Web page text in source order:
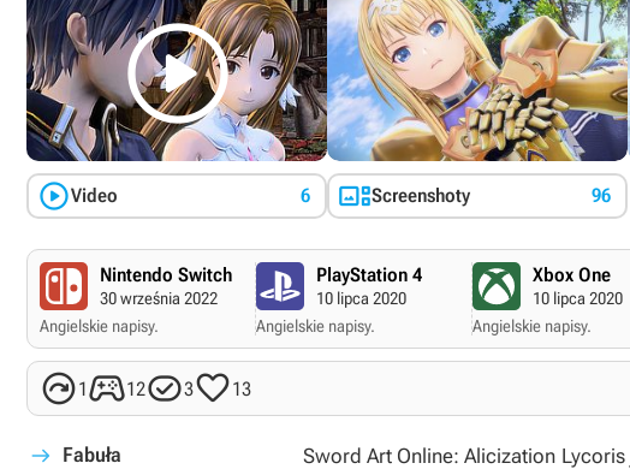

Video 6 Screenshoty 96
Nintendo Switch
30 września 2022
Angielskie napisy.
PlayStation 4
10 lipca 2020
Angielskie napisy.
Xbox One
10 lipca 2020
Angielskie napisy.
112313
Fabuła
Sword Art Online: Alicization Lycoris